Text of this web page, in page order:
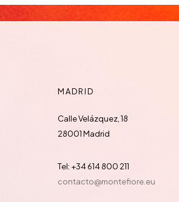
MADRID
Calle Velázquez, 18
28001 Madrid
Tel: +34 614 800 211
contacto@montefiore.eu